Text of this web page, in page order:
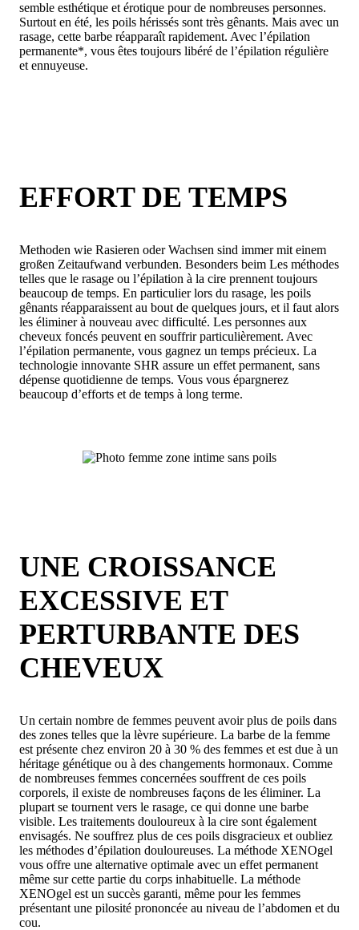
semble esthétique et érotique pour de nombreuses personnes.
Surtout en été, les poils hérissés sont très gênants. Mais avec un
rasage, cette barbe réapparaît rapidement. Avec l’épilation
permanente*, vous êtes toujours libéré de l’épilation régulière
et ennuyeuse.
EFFORT DE TEMPS
Methoden wie Rasieren oder Wachsen sind immer mit einem
großen Zeitaufwand verbunden. Besonders beim Les méthodes
telles que le rasage ou l’épilation à la cire prennent toujours
beaucoup de temps. En particulier lors du rasage, les poils
gênants réapparaissent au bout de quelques jours, et il faut alors
les éliminer à nouveau avec difficulté. Les personnes aux
cheveux foncés peuvent en souffrir particulièrement. Avec
l’épilation permanente, vous gagnez un temps précieux. La
technologie innovante SHR assure un effet permanent, sans
dépense quotidienne de temps. Vous vous épargnerez
beaucoup d’efforts et de temps à long terme.
UNE CROISSANCE
EXCESSIVE ET
PERTURBANTE DES
CHEVEUX
Un certain nombre de femmes peuvent avoir plus de poils dans
des zones telles que la lèvre supérieure. La barbe de la femme
est présente chez environ 20 à 30 % des femmes et est due à un
héritage génétique ou à des changements hormonaux. Comme
de nombreuses femmes concernées souffrent de ces poils
corporels, il existe de nombreuses façons de les éliminer. La
plupart se tournent vers le rasage, ce qui donne une barbe
visible. Les traitements douloureux à la cire sont également
envisagés. Ne souffrez plus de ces poils disgracieux et oubliez
les méthodes d’épilation douloureuses. La méthode XENOgel
vous offre une alternative optimale avec un effet permanent
même sur cette partie du corps inhabituelle. La méthode
XENOgel est un succès garanti, même pour les femmes
présentant une pilosité prononcée au niveau de l’abdomen et du
cou.